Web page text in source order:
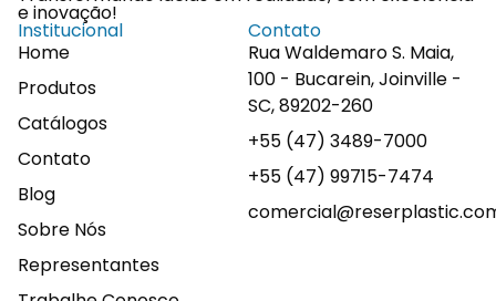
e inovação!
Institucional
Home
Produtos
Catálogos
Contato
Blog
Sobre Nós
Representantes
Contato
Rua Waldemaro S. Maia,
100 - Bucarein, Joinville -
SC, 89202-260
+55 (47) 3489-7000
+55 (47) 99715-7474